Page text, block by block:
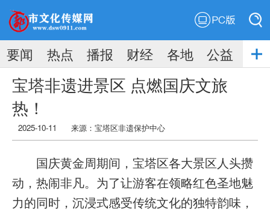
搜索
搜索
要闻 热点 播报 财经 各地 公益
宝塔非遗进景区 点燃国庆文旅
热！
2025-10-11 来源：宝塔区非遗保护中心
国庆黄金周期间，宝塔区各大景区人头攒
动，热闹非凡。为了让游客在领略红色圣地魅
力的同时，沉浸式感受传统文化的独特韵味，